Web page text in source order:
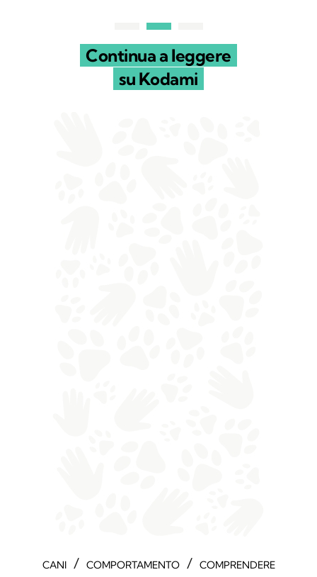
Continua a leggere
su Kodami
CANI / COMPORTAMENTO / COMPRENDERE